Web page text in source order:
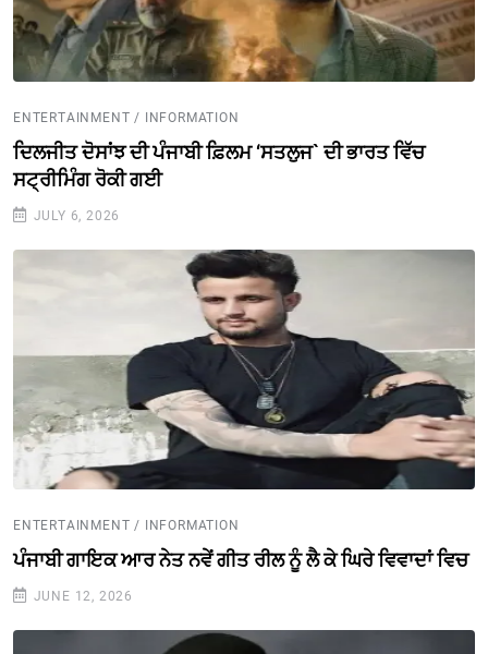
ENTERTAINMENT / INFORMATION
ਦਿਲਜੀਤ ਦੋਸਾਂਝ ਦੀ ਪੰਜਾਬੀ ਫ਼ਿਲਮ ‘ਸਤਲੁਜ` ਦੀ ਭਾਰਤ ਵਿੱਚ
ਸਟ੍ਰੀਮਿੰਗ ਰੋਕੀ ਗਈ
JULY 6, 2026
ENTERTAINMENT / INFORMATION
ਪੰਜਾਬੀ ਗਾਇਕ ਆਰ ਨੇਤ ਨਵੇਂ ਗੀਤ ਰੀਲ ਨੂੰ ਲੈ ਕੇ ਘਿਰੇ ਵਿਵਾਦਾਂ ਵਿਚ
JUNE 12, 2026